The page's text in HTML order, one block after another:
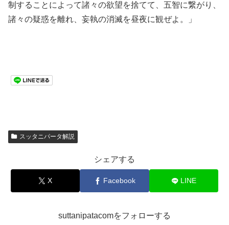
制することによって諸々の欲望を捨てて、五智に繋がり、
諸々の疑惑を離れ、妄執の消滅を昼夜に観ぜよ。」
スッタニパータ解説
シェアする
X Facebook LINE
suttanipatacomをフォローする